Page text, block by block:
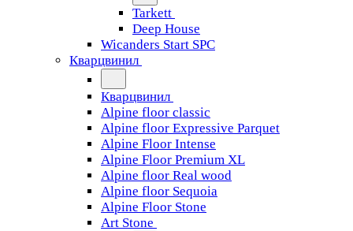
Tarkett
Deep House
Wicanders Start SPC
Кварцвинил
Кварцвинил
Alpine floor classic
Alpine floor Expressive Parquet
Alpine Floor Intense
Alpine Floor Premium XL
Alpine floor Real wood
Alpine floor Sequoia
Alpine Floor Stone
Art Stone